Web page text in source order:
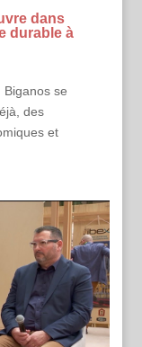
dans
durable à
Biganos se
des
et